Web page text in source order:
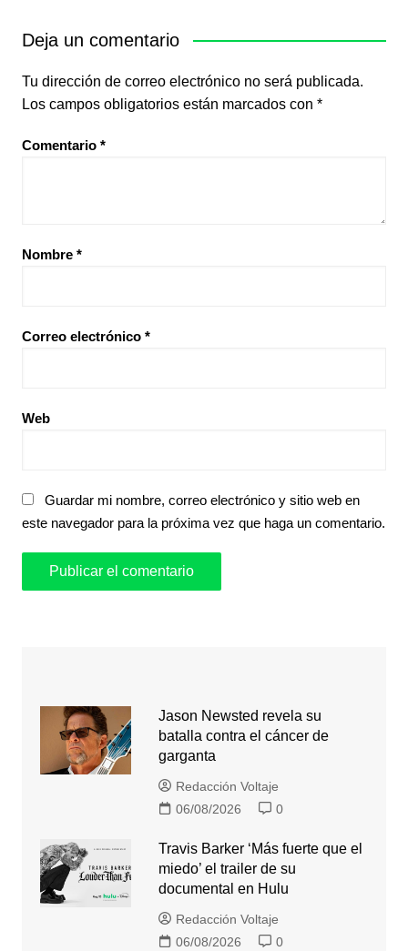
Deja un comentario
Tu dirección de correo electrónico no será publicada.
Los campos obligatorios están marcados con *
Comentario *
Nombre *
Correo electrónico *
Web
Guardar mi nombre, correo electrónico y sitio web en
este navegador para la próxima vez que haga un comentario.
Jason Newsted revela su
batalla contra el cáncer de
garganta
Redacción Voltaje
06/08/2026
0
Travis Barker ‘Más fuerte que el
miedo’ el trailer de su
documental en Hulu
Redacción Voltaje
06/08/2026
0